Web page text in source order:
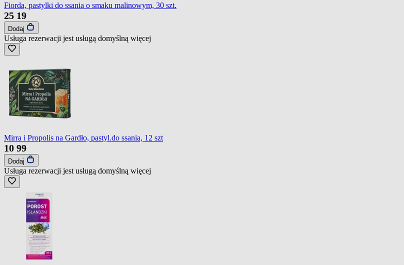
Fiorda, pastylki do ssania o smaku malinowym, 30 szt.
25 19
Dodaj
Usługa rezerwacji jest usługą domyślną więcej
Mirra i Propolis na Gardło, pastyl.do ssania, 12 szt
10 99
Dodaj
Usługa rezerwacji jest usługą domyślną więcej